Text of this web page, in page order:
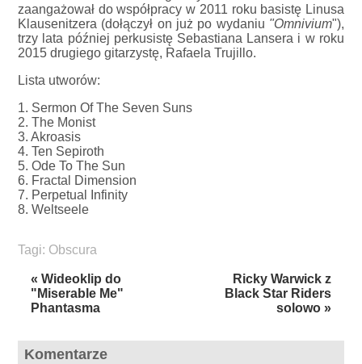
zaangażował do współpracy w 2011 roku basistę Linusa
Klausenitzera (dołączył on już po wydaniu "Omnivium"),
trzy lata później perkusistę Sebastiana Lansera i w roku
2015 drugiego gitarzystę, Rafaela Trujillo.
Lista utworów:
1. Sermon Of The Seven Suns
2. The Monist
3. Akroasis
4. Ten Sepiroth
5. Ode To The Sun
6. Fractal Dimension
7. Perpetual Infinity
8. Weltseele
Tagi: Obscura
« Wideoklip do
"Miserable Me"
Phantasma
Ricky Warwick z
Black Star Riders
solowo »
Komentarze